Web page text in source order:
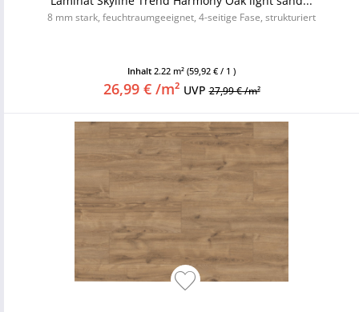
8 mm stark, feuchtraumgeeignet, 4-seitige Fase, strukturiert
Inhalt 2.22 m² (59,92 € / 1 )
26,99 € /m² UVP27,99 € /m²